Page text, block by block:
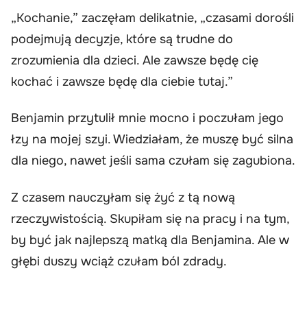
„Kochanie,” zaczęłam delikatnie, „czasami dorośli
podejmują decyzje, które są trudne do
zrozumienia dla dzieci. Ale zawsze będę cię
kochać i zawsze będę dla ciebie tutaj.”
Benjamin przytulił mnie mocno i poczułam jego
łzy na mojej szyi. Wiedziałam, że muszę być silna
dla niego, nawet jeśli sama czułam się zagubiona.
Z czasem nauczyłam się żyć z tą nową
rzeczywistością. Skupiłam się na pracy i na tym,
by być jak najlepszą matką dla Benjamina. Ale w
głębi duszy wciąż czułam ból zdrady.